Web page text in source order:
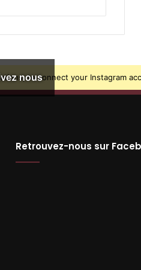
nous
to connect your Instagram
Retrouvez-nous sur